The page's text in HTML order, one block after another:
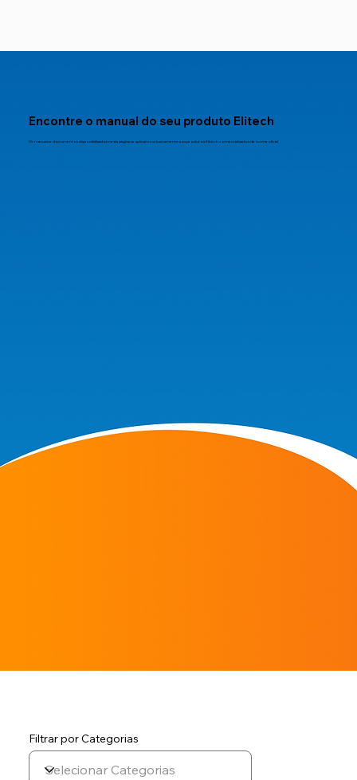
Encontre o manual do seu produto Elitech
Os manuais e documentos disponibilizados nesta página se aplicam exclusivamente aos produtos Elitech comercializados de forma oficial.
Filtrar por Categorias